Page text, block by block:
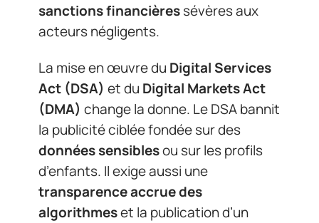
sanctions financièressévères aux
acteurs négligents.
La mise en œuvre du Digital Services
Act (DSA) et du Digital Markets Act
(DMA) change la donne. Le DSA bannit
la publicité ciblée fondée sur des
données sensiblesou sur les profils
d’enfants. Il exige aussi une
transparence accrue des
algorithmeset la publication d’un